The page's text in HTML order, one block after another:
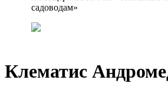
садоводам»
Клематис